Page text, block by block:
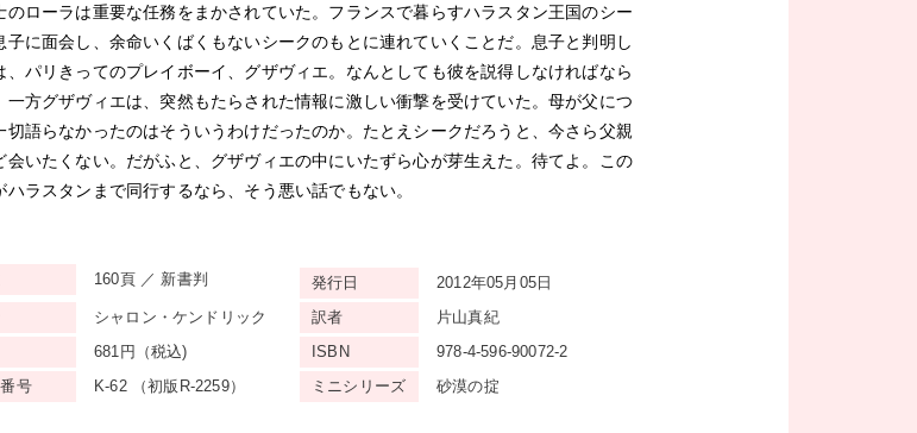
のローラは重要な任務をまかされていた。フランスで暮らすハラスタン王国のシー
子に面会し、余命いくばくもないシークのもとに連れていくことだ。息子と判明し
、パリきってのプレイボーイ、グザヴィエ。なんとしても彼を説得しなければなら
一方グザヴィエは、突然もたらされた情報に激しい衝撃を受けていた。母が父につ
切語らなかったのはそういうわけだったのか。たとえシークだろうと、今さら父親
会いたくない。だがふと、グザヴィエの中にいたずら心が芽生えた。待てよ。この
ハラスタンまで同行するなら、そう悪い話でもない。
160頁 ／ 新書判 発行日
2012年05月05日
シャロン・ケンドリック 訳者
片山真紀
681円（税込) ISBN
978-4-596-90072-2
号
K-62 （初版R-2259） ミニシリーズ 砂漠の掟